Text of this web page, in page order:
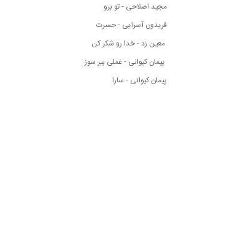
مجید اصلاحی - تو برو
فریدون آسرایی - حسرت
معین زد - خدا رو شکر کن
پیمان کیوانی - غملی بیر سوز
پیمان کیوانی - سارا